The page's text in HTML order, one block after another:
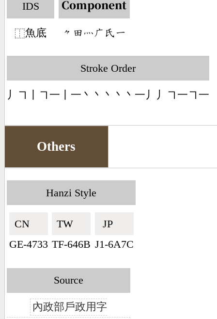
IDS
⿰魚底
Component
󶀾󶄬󶃺󶂉󶃯󶀀
Stroke Order
丿㇕丨㇕一丨一丶丶丶丶丶一丿丿㇕一㇕一
Others
Hanzi Style
CN🇨🇳
GE-4733
TW🇹🇼
TF-646B
JP🇯🇵
J1-6A7C
Source
內政部戶政用字